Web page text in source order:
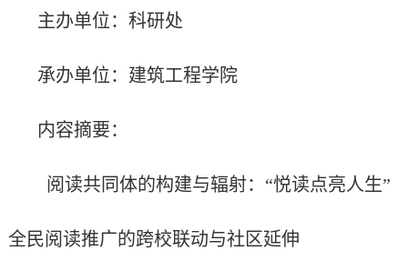
主办单位：科研处
承办单位：建筑工程学院
内容摘要：
阅读共同体的构建与辐射： “悦读点亮人生”
全民阅读推广的跨校联动与社区延伸